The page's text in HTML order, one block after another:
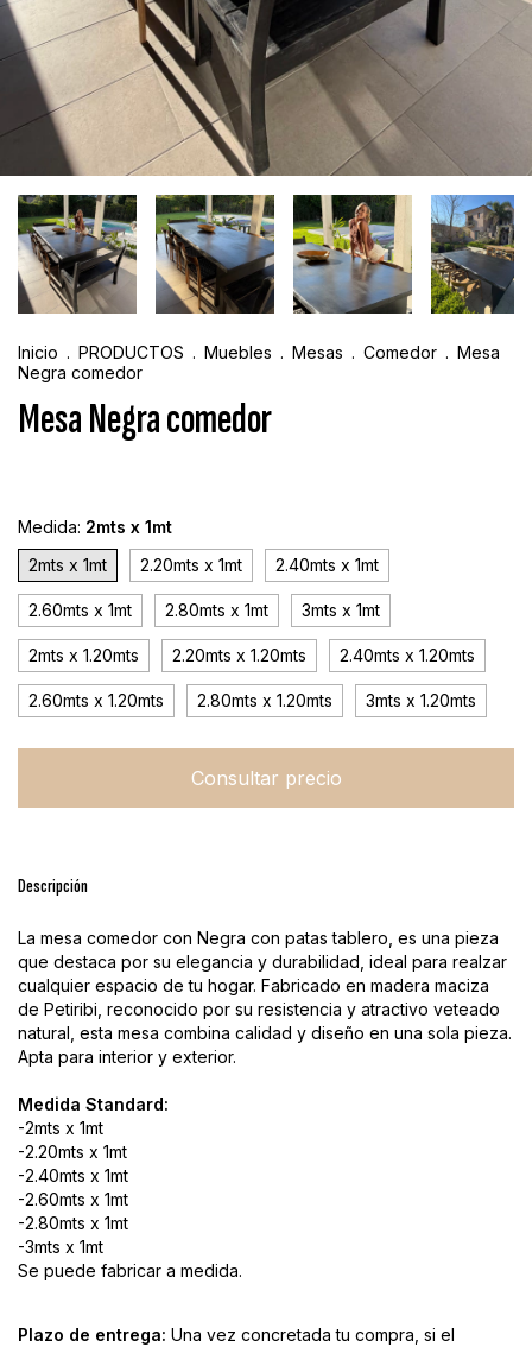
Inicio . PRODUCTOS . Muebles . Mesas . Comedor . Mesa
Negra comedor
Mesa Negra comedor
Medida: 2mts x 1mt
2mts x 1mt
2.20mts x 1mt 2.40mts x 1mt
2.60mts x 1mt 2.80mts x 1mt 3mts x 1mt
2mts x 1.20mts 2.20mts x 1.20mts 2.40mts x 1.20mts
2.60mts x 1.20mts 2.80mts x 1.20mts 3mts x 1.20mts
Descripción
La mesa comedor con Negra con patas tablero, es una pieza
que destaca por su elegancia y durabilidad, ideal para realzar
cualquier espacio de tu hogar. Fabricado en madera maciza
de Petiribi, reconocido por su resistencia y atractivo veteado
natural, esta mesa combina calidad y diseño en una sola pieza.
Apta para interior y exterior.
Medida Standard:
-2mts x 1mt
-2.20mts x 1mt
-2.40mts x 1mt
-2.60mts x 1mt
-2.80mts x 1mt
-3mts x 1mt
Se puede fabricar a medida.
Plazo de entrega: Una vez concretada tu compra, si el